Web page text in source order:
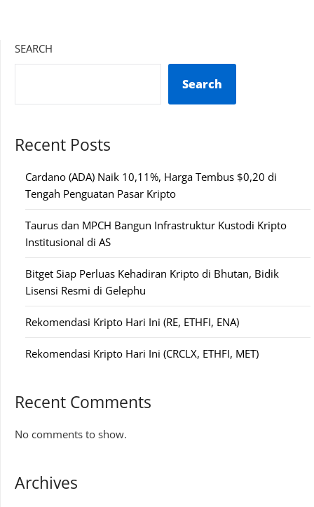
SEARCH
Search
Recent Posts
Cardano (ADA) Naik 10,11%, Harga Tembus $0,20 di
Tengah Penguatan Pasar Kripto
Taurus dan MPCH Bangun Infrastruktur Kustodi Kripto
Institusional di AS
Bitget Siap Perluas Kehadiran Kripto di Bhutan, Bidik
Lisensi Resmi di Gelephu
Rekomendasi Kripto Hari Ini (RE, ETHFI, ENA)
Rekomendasi Kripto Hari Ini (CRCLX, ETHFI, MET)
Recent Comments
No comments to show.
Archives